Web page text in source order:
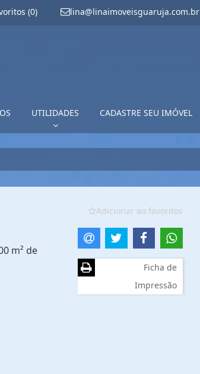
lina@linaimoveisguaruja.com.br
(0)
UTILIDADES CADASTRE SEU IMÓVEL
m² de
Adicionar ao favoritos
Ficha de
Impressão